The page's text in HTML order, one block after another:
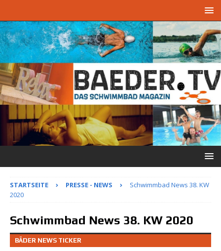
STARTSEITE PRESSE - NEWS
Schwimmbad News 38. KW
2020
Schwimmbad News 38. KW 2020
BÄDER NEWS TICKER